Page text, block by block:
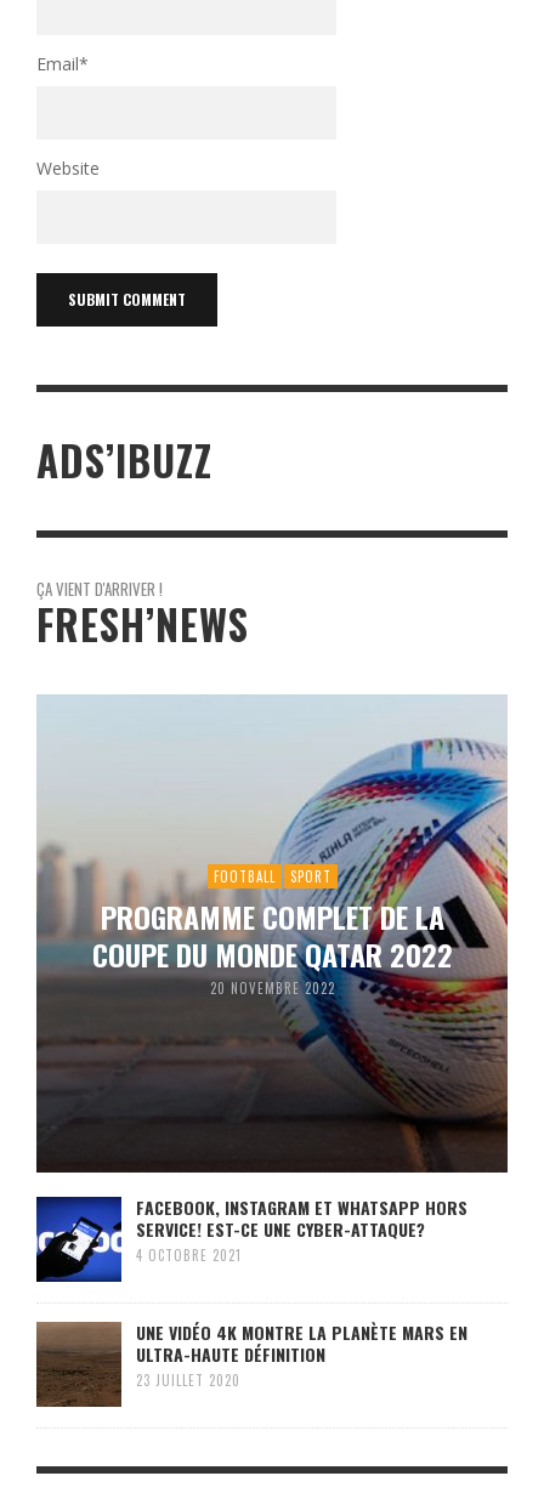
Email*
Website
ADS’IBUZZ
ÇA VIENT D'ARRIVER !
FRESH’NEWS
FOOTBALL SPORT
PROGRAMME COMPLET DE LA
COUPE DU MONDE QATAR 2022
20 NOVEMBRE 2022
FACEBOOK, INSTAGRAM ET WHATSAPP HORS
SERVICE! EST-CE UNE CYBER-ATTAQUE?
4 OCTOBRE 2021
UNE VIDÉO 4K MONTRE LA PLANÈTE MARS EN
ULTRA-HAUTE DÉFINITION
23 JUILLET 2020